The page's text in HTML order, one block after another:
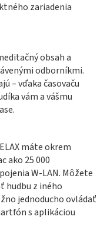
zariadenia
obsah a
odborníkmi.
– vďaka časovaču
vám a vášmu
máte okrem
ako 25 000
W-LAN. Môžete
hudbu z iného
jednoducho ovládať
s aplikáciou